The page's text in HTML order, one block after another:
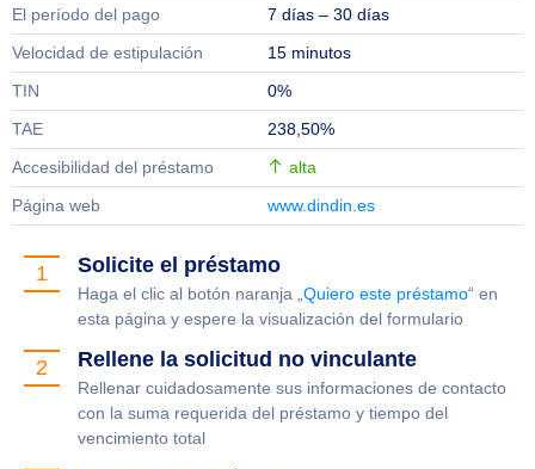
El período del pago
7 días – 30 días
Velocidad de estipulación
15 minutos
TIN
0%
TAE
238,50%
Accesibilidad del préstamo
alta
Página web
www.dindin.es
1 Solicite el préstamo
Haga el clic al botón naranja „ Quiero este préstamo“ en
esta página y espere la visualización del formulario
2 Rellene la solicitud no vinculante
Rellenar cuidadosamente sus informaciones de contacto
con la suma requerida del préstamo y tiempo del
vencimiento total